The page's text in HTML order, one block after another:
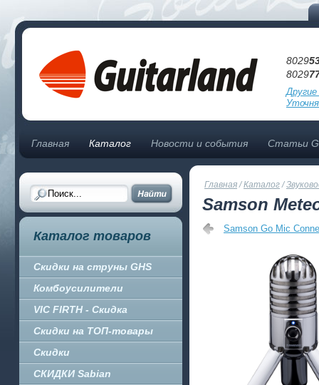
8029
8029
Главная Каталог Новости и события Статьи
Каталог товаров
Скидки на струны GHS
Комбоусилители
VIC FIRTH - Скидка
Скидки на ТОП-товары
Скидки
СКИДКИ Sabian
Главная/Каталог/
Samson
Samson Go Mic